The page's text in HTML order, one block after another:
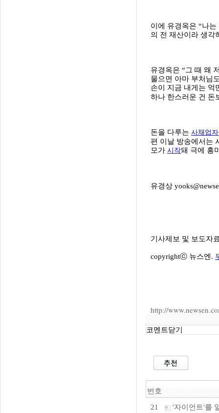
이에 유경옥은 “나
의 전 재산이라 생각
유경옥은 “그 때 왜
물으면 아마 부처님
손이 지금 내게는 억
하나 한스러운 건 돈
돈을 다루는 사채업자
편 이날 방송에서는
모가 시작돼 극에 흥
유경상
기사제보 및 보도자
copyrightⓒ 뉴스엔.
http://
코멘트닫기
번호
21 '자이언트'를